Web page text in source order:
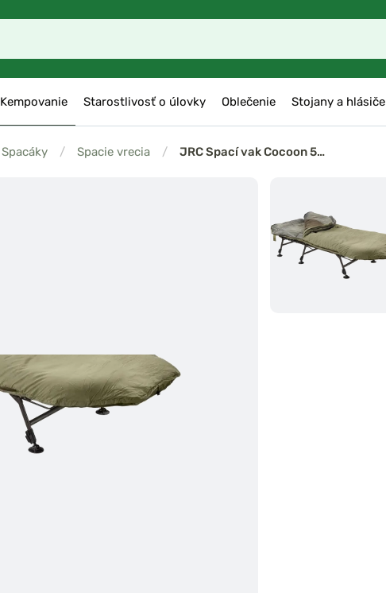
Kempovanie Starostlivosť o úlovky Oblečenie Stojany a hlásiče
Spacáky / Spacie vrecia / JRC Spací vak Cocoon 5…